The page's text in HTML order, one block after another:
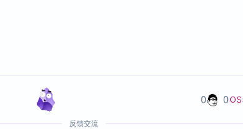
OS
0 0
反馈交流